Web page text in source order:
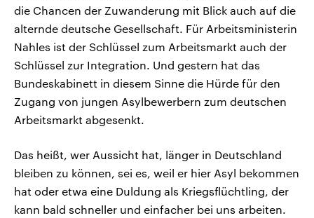
die Chancen der Zuwanderung mit Blick auch auf die
alternde deutsche Gesellschaft. Für Arbeitsministerin
Nahles ist der Schlüssel zum Arbeitsmarkt auch der
Schlüssel zur Integration. Und gestern hat das
Bundeskabinett in diesem Sinne die Hürde für den
Zugang von jungen Asylbewerbern zum deutschen
Arbeitsmarkt abgesenkt.
Das heißt, wer Aussicht hat, länger in Deutschland
bleiben zu können, sei es, weil er hier Asyl bekommen
hat oder etwa eine Duldung als Kriegsflüchtling, der
kann bald schneller und einfacher bei uns arbeiten.